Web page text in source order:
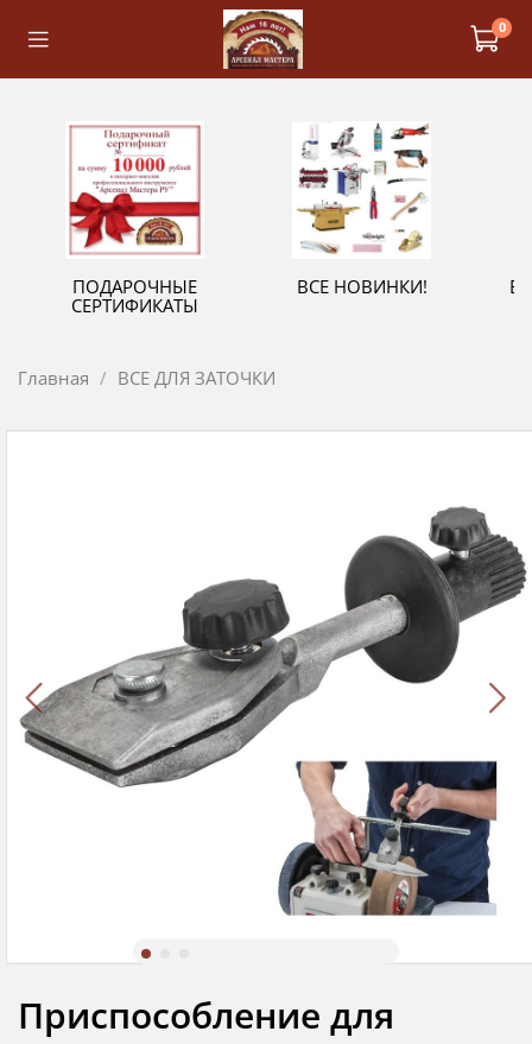
0
ПОДАРОЧНЫЕ
СЕРТИФИКАТЫ
ВСЕ НОВИНКИ!
Главная ВСЕ ДЛЯ ЗАТОЧКИ
Приспособление для